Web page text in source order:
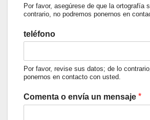
Por favor, asegúrese de que la ortografía
contrario, no podremos ponernos en
teléfono
Por favor, revise sus datos; de lo
ponernos en contacto con usted.
Comenta o envía un mensaje *